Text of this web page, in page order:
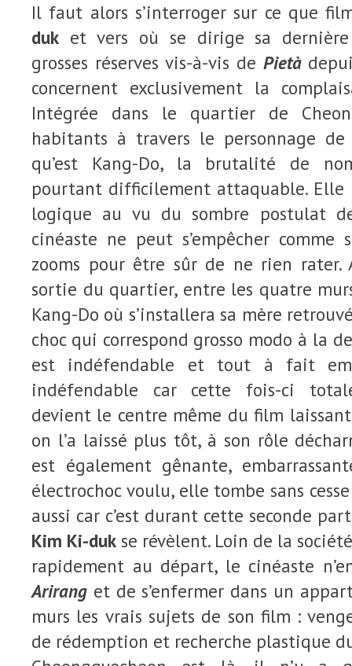
Il faut alors s’interroger sur ce que
duk et vers où se dirige sa
grosses réserves vis-à-vis de Pietà
concernent exclusivement la
Intégrée dans le quartier de
habitants à travers le personnage
qu’est Kang-Do, la brutalité de
pourtant difficilement attaquable. Elle
logique au vu du sombre postulat
cinéaste ne peut s’empêcher
zooms pour être sûr de ne rien rater.
sortie du quartier, entre les quatre
Kang-Do où s’installera sa mère
choc qui correspond grosso modo à la
est indéfendable et tout à fait
indéfendable car cette fois-ci
devient le centre même du film
on l’a laissé plus tôt, à son rôle
est également gênante,
électrochoc voulu, elle tombe sans
aussi car c’est durant cette seconde
Kim Ki-duk se révèlent. Loin de la
rapidement au départ, le cinéaste
Arirang et de s’enfermer dans un
murs les vrais sujets de son film :
de rédemption et recherche plastique